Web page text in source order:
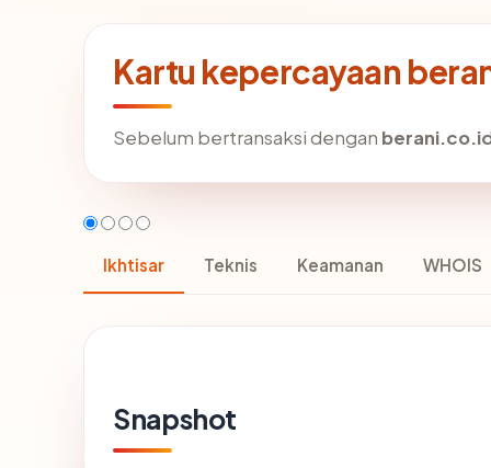
Kartu kepercayaan
Sebelum bertransaksi dengan
Ikhtisar Teknis Keamanan WHOIS
Snapshot